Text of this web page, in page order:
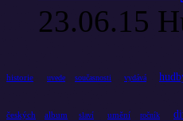
23.06.15
historie uvede současnosti vydává
českých album slaví umění ročník